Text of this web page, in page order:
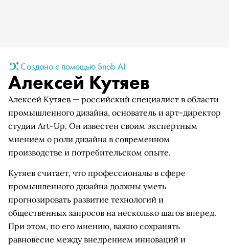
Создано с помощью Snob AI
Алексей Кутяев
Алексей Кутяев — российский специалист в области
промышленного дизайна, основатель и арт-директор
студии Art-Up. Он известен своим экспертным
мнением о роли дизайна в современном
производстве и потребительском опыте.
Кутяев считает, что профессионалы в сфере
промышленного дизайна должны уметь
прогнозировать развитие технологий и
общественных запросов на несколько шагов вперед.
При этом, по его мнению, важно сохранять
равновесие между внедрением инноваций и